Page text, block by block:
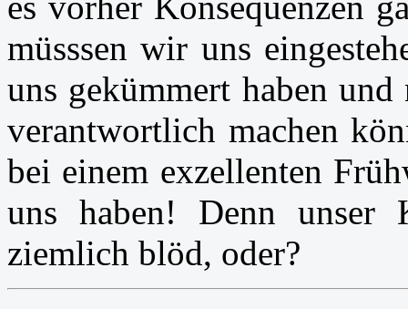
müsssen wir uns
uns gekümmert haben
verantwortlich machen
bei einem exzellenten
uns haben! Denn
ziemlich blöd, oder?